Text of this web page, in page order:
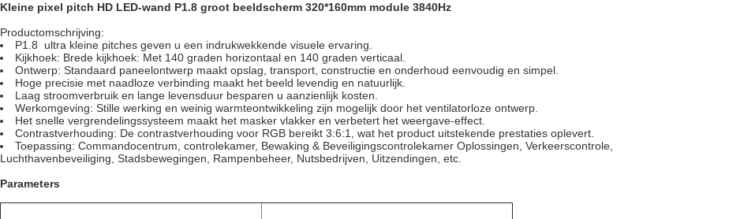
Kleine pixel pitch HD LED-wand P1.8 groot beeldscherm 320*160mm module 3840Hz​
Productomschrijving:
P1.8 ultra kleine pitches geven u een indrukwekkende visuele ervaring.
Kijkhoek: Brede kijkhoek: Met 140 graden horizontaal en 140 graden verticaal.
Ontwerp: Standaard paneelontwerp maakt opslag, transport, constructie en onderhoud eenvoudig en simpel.
Hoge precisie met naadloze verbinding maakt het beeld levendig en natuurlijk.
Laag stroomverbruik en lange levensduur besparen u aanzienlijk kosten.
Werkomgeving: Stille werking en weinig warmteontwikkeling zijn mogelijk door het ventilatorloze ontwerp.
Het snelle vergrendelingssysteem maakt het masker vlakker en verbetert het weergave-effect.
Contrastverhouding: De contrastverhouding voor RGB bereikt 3:6:1, wat het product uitstekende prestaties oplevert.
Toepassing: Commandocentrum, controlekamer, Bewaking & Beveiligingscontrolekamer Oplossingen, Verkeerscontrole,
Luchthavenbeveiliging, Stadsbewegingen, Rampenbeheer, Nutsbedrijven, Uitzendingen, etc.
Parameters